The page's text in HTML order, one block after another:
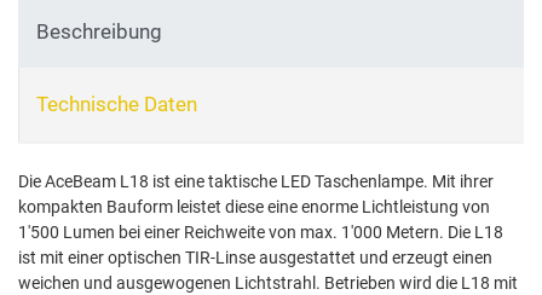
Beschreibung
Technische Daten
Die AceBeam L18 ist eine taktische LED Taschenlampe. Mit ihrer
kompakten Bauform leistet diese eine enorme Lichtleistung von
1'500 Lumen bei einer Reichweite von max. 1'000 Metern. Die L18
ist mit einer optischen TIR-Linse ausgestattet und erzeugt einen
weichen und ausgewogenen Lichtstrahl. Betrieben wird die L18 mit